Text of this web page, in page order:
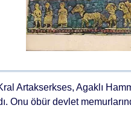
Artakserkses, Agaklı
Onu öbür devlet